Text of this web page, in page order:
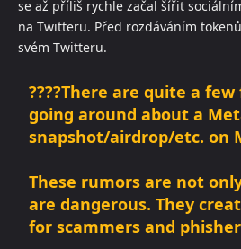
se až příliš rychle začal šířit
na Twitteru. Před rozdáváním
svém Twitteru.
????There are quite a
going around about a
snapshot/airdrop/etc. on
These rumors are not
are dangerous. They
for scammers and